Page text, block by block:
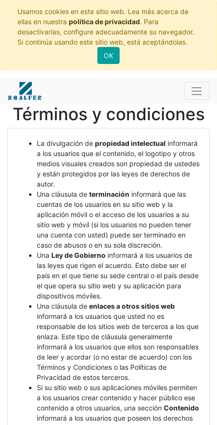
Usamos cookies en este sitio web. Lea más acerca de
ellas en nuestra política de privacidad. Para
desactivarlas, configure adecuadamente su navegador.
Si continúa usando este sitio web, está aceptándolas.
OK
Términos y condiciones
La divulgación de propiedad intelectual informará
a los usuarios que el contenido, el logotipo y otros
medios visuales creados son propiedad de ustedes
y están protegidos por las leyes de derechos de
autor.
Una cláusula de terminación informará que las
cuentas de los usuarios en su sitio web y la
aplicación móvil o el acceso de los usuarios a su
sitio web y móvil (si los usuarios no pueden tener
una cuenta con usted) puede ser terminado en
caso de abusos o en su sola discreción.
Una Ley de Gobierno informará a los usuarios de
las leyes que rigen el acuerdo. Esto debe ser el
país en el que tiene su sede central o el país desde
el que opera su sitio web y su aplicación para
dispositivos móviles.
Una cláusula de enlaces a otros sitios web
informará a los usuarios que usted no es
responsable de los sitios web de terceros a los que
enlaza. Este tipo de cláusula generalmente
informará a los usuarios que ellos son responsables
de leer y acordar (o no estar de acuerdo) con los
Términos y Condiciones o las Políticas de
Privacidad de estos terceros.
Si su sitio web o sus aplicaciones móviles permiten
a los usuarios crear contenido y hacer público ese
contenido a otros usuarios, una sección Contenido
informará a los usuarios que poseen los derechos